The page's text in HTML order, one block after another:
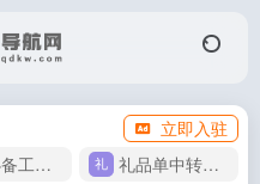
立即入驻
开店必备工具箱
礼品单中转同步单